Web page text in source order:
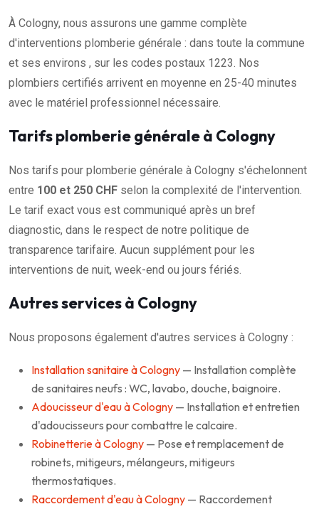
À Cologny, nous assurons une gamme complète
d'interventions plomberie générale : dans toute la commune
et ses environs , sur les codes postaux 1223. Nos
plombiers certifiés arrivent en moyenne en 25-40 minutes
avec le matériel professionnel nécessaire.
Tarifs plomberie générale à Cologny
Nos tarifs pour plomberie générale à Cologny s'échelonnent
entre 100 et 250 CHF selon la complexité de l'intervention.
Le tarif exact vous est communiqué après un bref
diagnostic, dans le respect de notre politique de
transparence tarifaire. Aucun supplément pour les
interventions de nuit, week-end ou jours fériés.
Autres services à Cologny
Nous proposons également d'autres services à Cologny :
Installation sanitaire à Cologny — Installation complète
de sanitaires neufs : WC, lavabo, douche, baignoire.
Adoucisseur d'eau à Cologny — Installation et entretien
d'adoucisseurs pour combattre le calcaire.
Robinetterie à Cologny — Pose et remplacement de
robinets, mitigeurs, mélangeurs, mitigeurs
thermostatiques.
Raccordement d'eau à Cologny — Raccordement